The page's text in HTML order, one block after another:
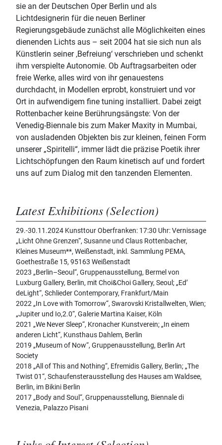
sie an der Deutschen Oper Berlin und als
Lichtdesignerin für die neuen Berliner
Regierungsgebäude zunächst alle Möglichkeiten eines
dienenden Lichts aus – seit 2004 hat sie sich nun als
Künstlerin seiner ‚Befreiung‘ verschrieben und schenkt
ihm verspielte Autonomie. Ob Auftragsarbeiten oder
freie Werke, alles wird von ihr genauestens
durchdacht, in Modellen erprobt, konstruiert und vor
Ort in aufwendigem fine tuning installiert. Dabei zeigt
Rottenbacher keine Berührungsängste: Von der
Venedig-Biennale bis zum Maker Maxity in Mumbai,
von ausladenden Objekten bis zur kleinen, feinen Form
unserer „Spiritelli“, immer lädt die präzise Poetik ihrer
Lichtschöpfungen den Raum kinetisch auf und fordert
uns auf zum Dialog mit den tanzenden Elementen.
Latest Exhibitions (Selection)
29.-30.11.2024 Kunsttour Oberfranken: 17:30 Uhr: Vernissage
„Licht Ohne Grenzen“, Susanne und Claus Rottenbacher,
Kleines Museum**, Weißenstadt, inkl. Sammlung PEMA,
Goethestraße 15, 95163 Weißenstadt
2023 „Berlin–Seoul“, Gruppenausstellung, Bermel von
Luxburg Gallery, Berlin, mit Choi&Choi Gallery, Seoul; „Ed’
deLight“, Schlieder Contemporary, Frankfurt/Main
2022 „In Love with Tomorrow“, Swarovski Kristallwelten, Wien;
„Jupiter und Io,2.0“, Galerie Martina Kaiser, Köln
2021 „We Never Sleep“, Kronacher Kunstverein; „In einem
anderen Licht“, Kunsthaus Dahlem, Berlin
2019 „Museum of Now“, Gruppenausstellung, Berlin Art
Society
2018 „All of This and Nothing“, Efremidis Gallery, Berlin; „The
Twist 01“, Schaufensterausstellung des Hauses am Waldsee,
Berlin, im Bikini Berlin
2017 „Body and Soul“, Gruppenausstellung, Biennale di
Venezia, Palazzo Pisani